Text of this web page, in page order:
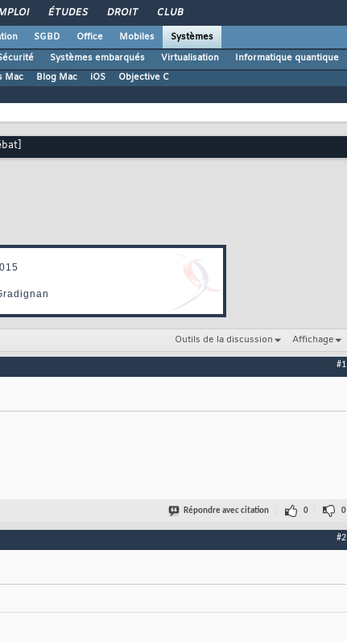
ÉTUDES DROIT CLUB
SGBD Office Mobiles
Systèmes
Systèmes embarqués Virtualisation Informatique quantique
Mac Blog Mac iOS Objective C
Outils de la discussion Affichage
#1
Répondre avec citation 0 0
#2